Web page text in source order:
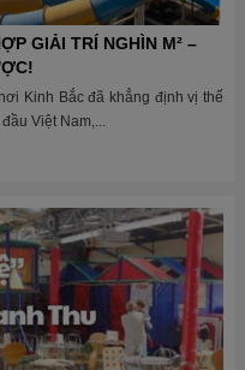
GIẢI TRÍ NGHÌN M² –
Kinh Bắc đã khẳng định vị thế
Việt Nam,...